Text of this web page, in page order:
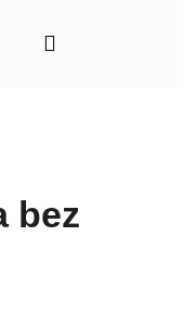
Nákupní
bez